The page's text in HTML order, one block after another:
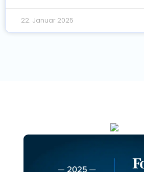
22. Januar 2025